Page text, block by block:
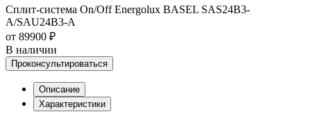
Сплит-система On/Off Energolux BASEL SAS24B3-
A/SAU24B3-A
от 89900 ₽
В наличии
Проконсультироваться
Описание
Характеристики